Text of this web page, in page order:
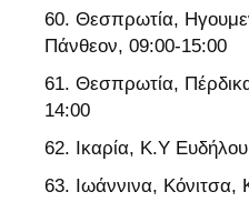
Θεσπρωτία,
Πάνθεον, 09:00-15:00
Θεσπρωτία,
14:00
Ικαρία, Κ.Υ
Ιωάννινα, Κόνιτσα,